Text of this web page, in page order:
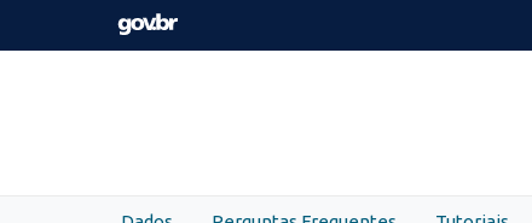
Skip to main content